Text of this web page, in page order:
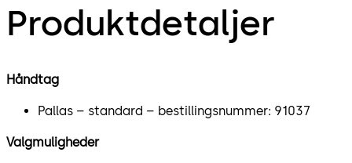
Produktdetaljer
Håndtag
Pallas – standard – bestillingsnummer: 91037
Valgmuligheder